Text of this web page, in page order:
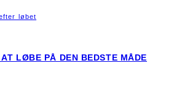
løbet
LØBE PÅ DEN BEDSTE MÅDE